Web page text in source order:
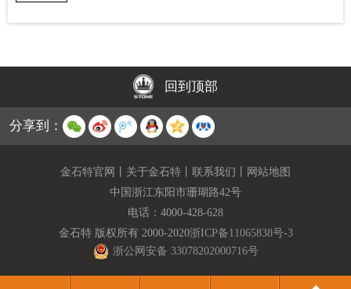
回到顶部
分享到：
金石特官网 关于金石特 联系我们
网站地图
中国浙江东阳市珊瑚路42号
电话： 4000-428-628
金石特 版权所有 2000-2020浙ICP备11065838号-3
浙公网安备 33078202000716号